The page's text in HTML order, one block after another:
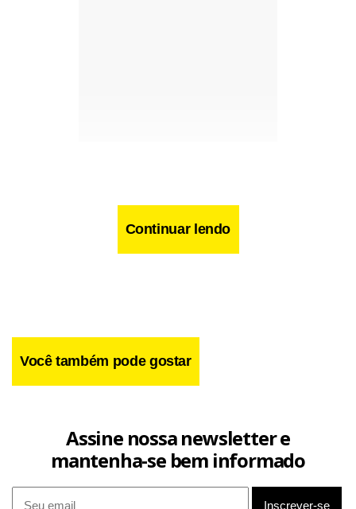
Continuar lendo
Você também pode gostar
Assine nossa newsletter e
mantenha-se bem informado